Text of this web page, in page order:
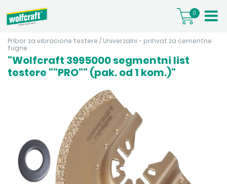
0
Pribor za vibracione testere / Univerzalni - prihvat za cementne
fugne
"Wolfcraft 3995000 segmentni list
testere ""PRO"" (pak. od 1 kom.)"